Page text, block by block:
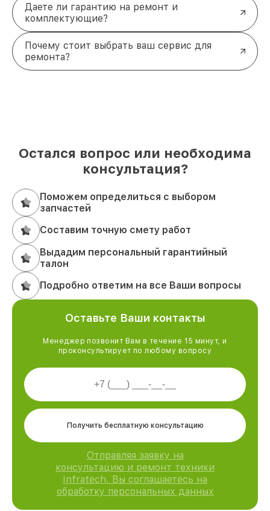
Даете ли гарантию на ремонт и
комплектующие?
Почему стоит выбрать ваш сервис для
ремонта?
Остался вопрос или необходима
консультация?
Поможем определиться с выбором
запчастей
Составим точную смету работ
Выдадим персональный гарантийный
талон
Подробно ответим на все Ваши вопросы
Оставьте Ваши контакты
Менеджер позвонит Вам в течение 15 минут, и
проконсультирует по любому вопросу
Получить бесплатную консультацию
Отправляя заявку на
консультацию и ремонт техники
Infratech, Вы соглашаетесь на
обработку персональных данных